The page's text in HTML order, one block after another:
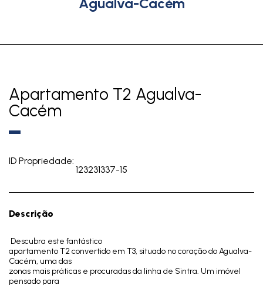
Apartamento T2 Agualva-
Cacém
ID Propriedade:
123231337-15
Descrição
Descubra este fantástico
apartamento T2 convertido em T3, situado no coração do Agualva-
Cacém, uma das
zonas mais práticas e procuradas da linha de Sintra. Um imóvel
pensado para